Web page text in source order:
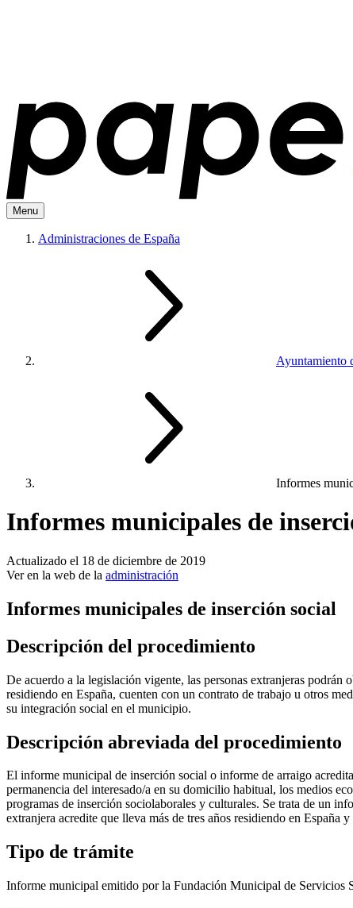
Menu
Administraciones de España
Ayuntamiento
Informes
Informes municipales de
Actualizado el 18 de diciembre de 2019
Ver en la web de la administración
Informes municipales de inserción social
Descripción del procedimiento
De acuerdo a la legislación vigente, las personas extranjeras
residiendo en España, cuenten con un contrato de trabajo u otros
su integración social en el municipio.
Descripción abreviada del procedimiento
El informe municipal de inserción social o informe de arraigo
permanencia del interesado/a en su domicilio habitual, los medios
programas de inserción sociolaborales y culturales. Se trata de un
extranjera acredite que lleva más de tres años residiendo en
Tipo de trámite
Informe municipal emitido por la Fundación Municipal de Servicios